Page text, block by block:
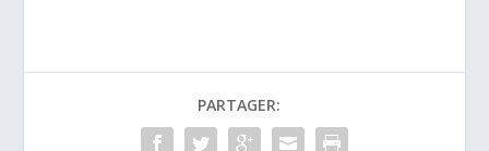
PARTAGER: